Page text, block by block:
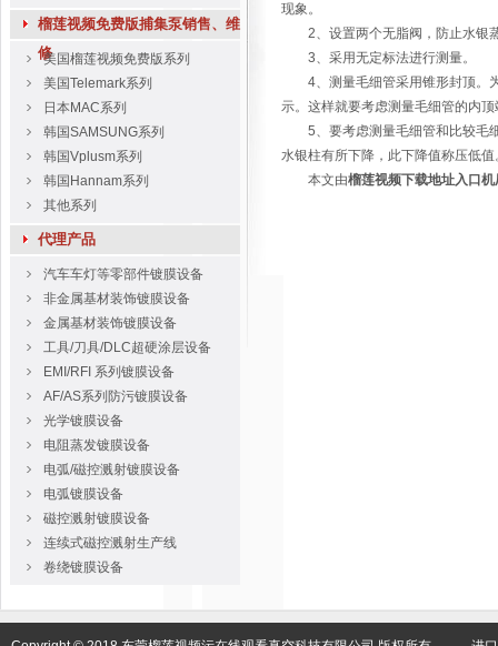
榴莲视频免费版捕集泵销售、维
修美国榴莲视频免费版系列
美国Telemark系列
日本MAC系列
韩国SAMSUNG系列
韩国Vplusm系列
韩国Hannam系列
其他系列
代理产品
汽车车灯等零部件镀膜设备
非金属基材装饰镀膜设备
金属基材装饰镀膜设备
工具/刀具/DLC超硬涂层设备
EMI/RFI 系列镀膜设备
AF/AS系列防污镀膜设备
光学镀膜设备
电阻蒸发镀膜设备
电弧/磁控溅射镀膜设备
电弧镀膜设备
磁控溅射镀膜设备
连续式磁控溅射生产线
卷绕镀膜设备
现象。
2、设置两个无脂阀，防止水银
3、采用无定标法进行测量。
4、测量毛细管采用锥形封顶。为
示。这样就要考虑测量毛细管的内
5、要考虑测量毛细管和比较毛
水银柱有所下降，此下降值称压低
本文由榴莲视频下载地址入口机